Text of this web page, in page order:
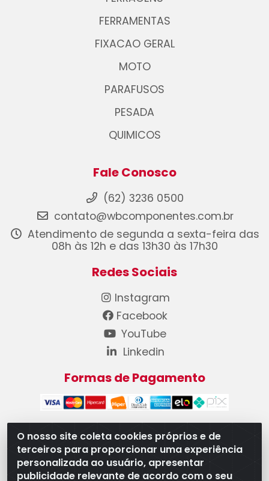
O nosso site coleta cookies próprios e de
terceiros para proporcionar uma experiência
personalizada ao usuário, apresentar
publicidade relevante de acordo com o seu
FERRAMENTAS
FIXACAO GERAL
MOTO
PARAFUSOS
PESADA
QUIMICOS
Fale Conosco
(62) 3236 0500
contato@wbcomponentes.com.br
Atendimento de segunda a sexta-feira das
08h às 12h e das 13h30 às 17h30
Redes Sociais
Instagram
Facebook
YouTube
Linkedin
Formas de Pagamento
WB Componentes Automotivos LTDA - CNPJ
08.528.393/0001-12 - Rua do Níquel, 667 - Parque
Oeste Industrial, Goiânia/GO - CEP 74375-660